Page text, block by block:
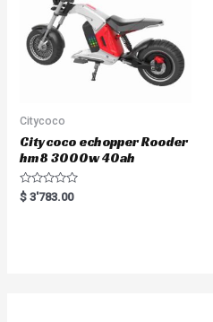
Citycoco
Citycoco echopper Rooder
hm8 3000w 40ah
Rated
0
$ 3'783.00